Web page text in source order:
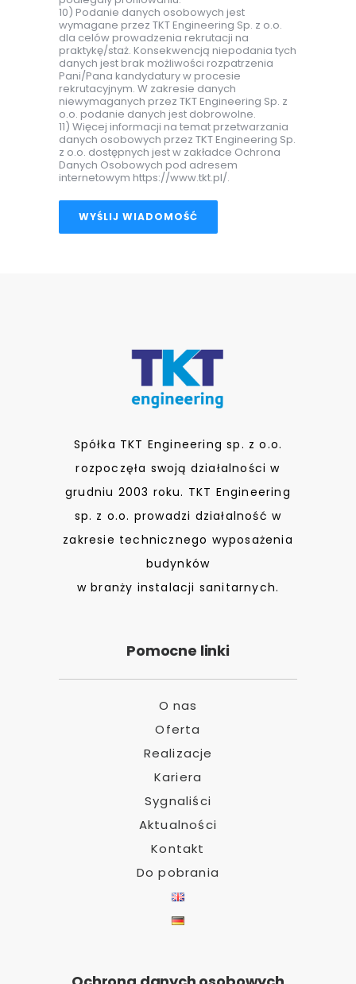
10) Podanie danych osobowych jest
wymagane przez TKT Engineering Sp. z o.o.
dla celów prowadzenia rekrutacji na
praktykę/staż. Konsekwencją niepodania tych
danych jest brak możliwości rozpatrzenia
Pani/Pana kandydatury w procesie
rekrutacyjnym. W zakresie danych
niewymaganych przez TKT Engineering Sp. z
o.o. podanie danych jest dobrowolne.
11) Więcej informacji na temat przetwarzania
danych osobowych przez TKT Engineering Sp.
z o.o. dostępnych jest w zakładce Ochrona
Danych Osobowych pod adresem
internetowym https://www.tkt.pl/.
WYŚLIJ WIADOMOŚĆ
Spółka TKT Engineering sp. z o.o.
rozpoczęła swoją działalności w
grudniu 2003 roku. TKT Engineering
sp. z o.o. prowadzi działalność w
zakresie technicznego wyposażenia
budynków
w branży instalacji sanitarnych.
Pomocne linki
O nas
Oferta
Realizacje
Kariera
Sygnaliści
Aktualności
Kontakt
Do pobrania